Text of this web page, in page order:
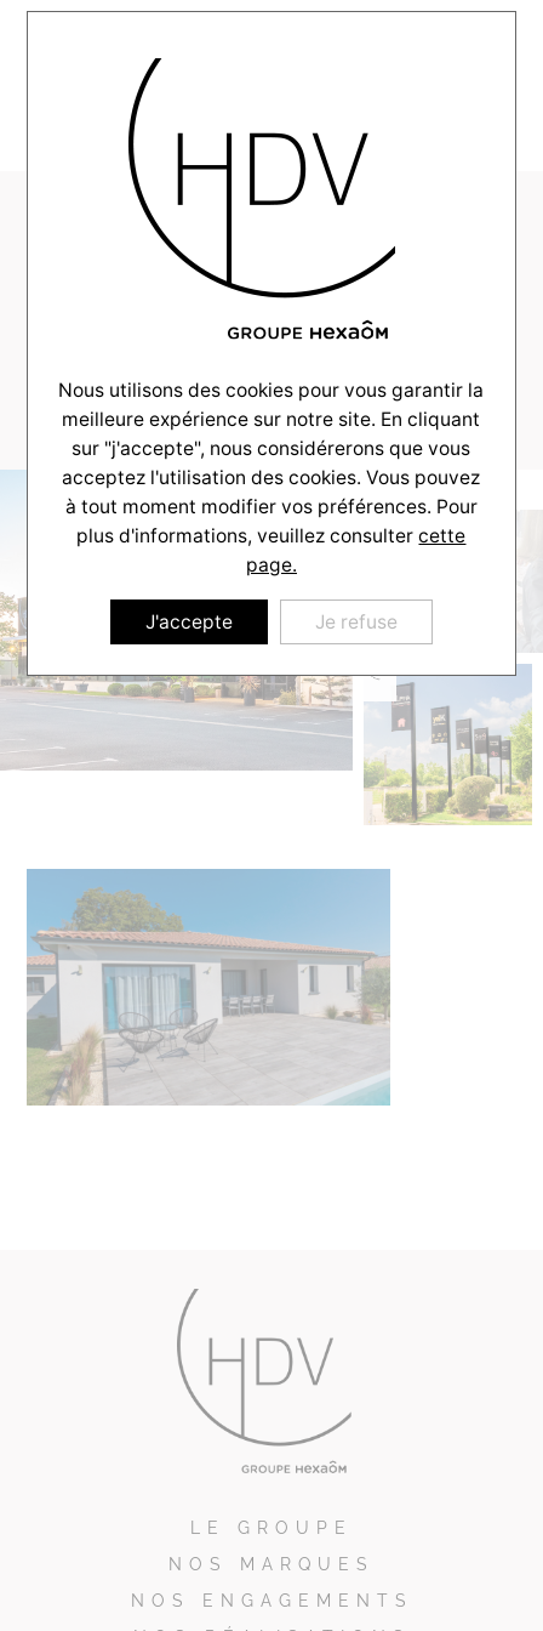
AllianceConstruction-
Aquitaine-
Realisation-2021-
G00_0003_DSC_4251
LE GROUPE
NOS MARQUES
NOS ENGAGEMENTS
Nous utilisons des cookies pour vous garantir la
meilleure expérience sur notre site. En cliquant
sur "j'accepte", nous considérerons que vous
acceptez l'utilisation des cookies. Vous pouvez
à tout moment modifier vos préférences. Pour
plus d'informations, veuillez consultercette
page.
J'accepte Je refuse